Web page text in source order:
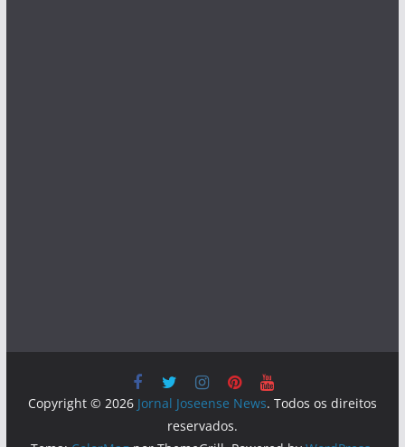
Copyright © 2026 Jornal Joseense News. Todos os direitos
reservados.